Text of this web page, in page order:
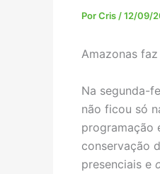
PorCris /12/09/
Amazonas
Na segunda-
não ficou só
programação
conservação
presenciais e